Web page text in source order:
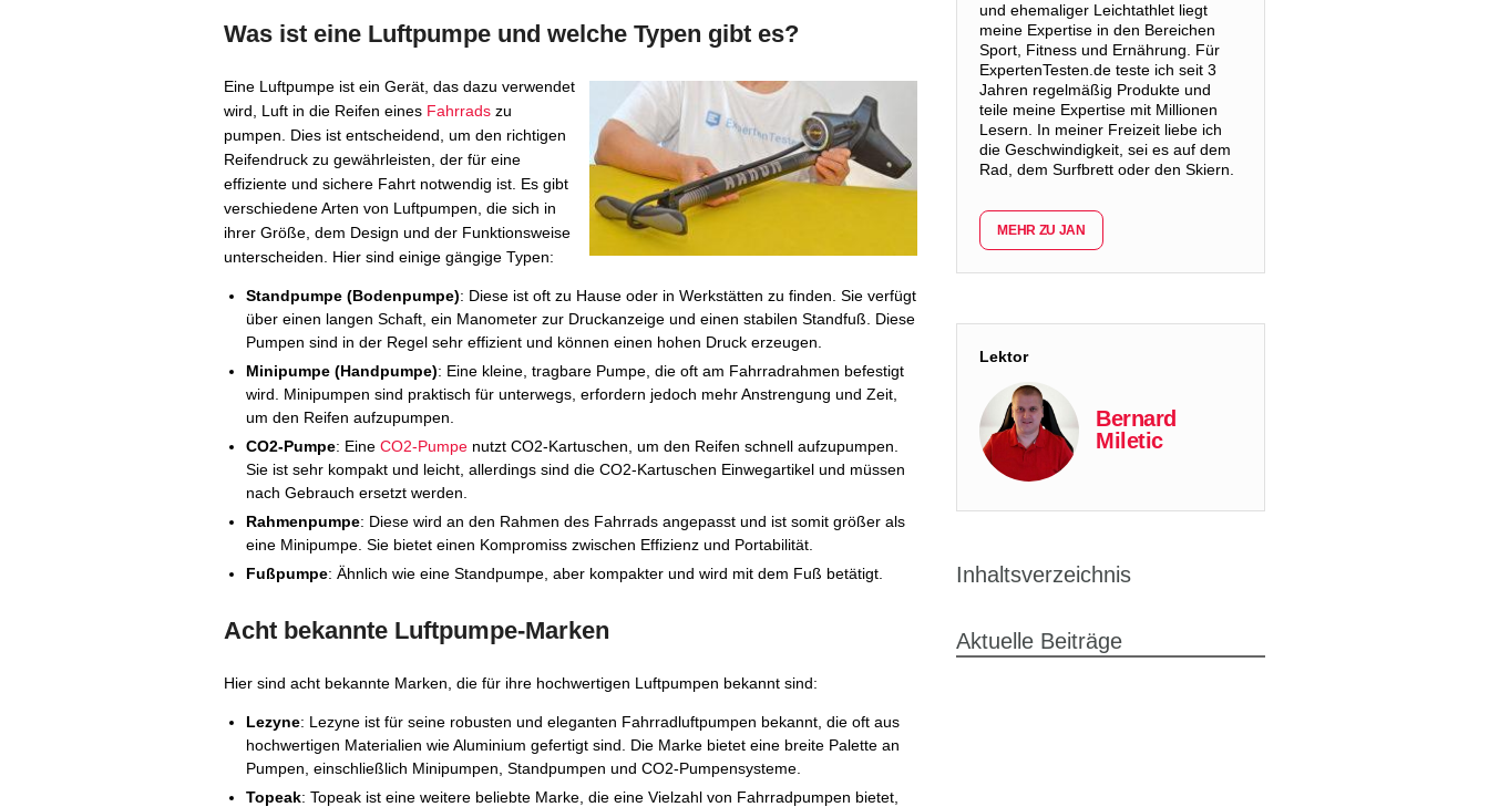
Was ist eine Luftpumpe und welche Typen gibt es?
Eine Luftpumpe ist ein Gerät, das dazu verwendet
wird, Luft in die Reifen eines Fahrrads zu
pumpen. Dies ist entscheidend, um den richtigen
Reifendruck zu gewährleisten, der für eine
effiziente und sichere Fahrt notwendig ist. Es gibt
verschiedene Arten von Luftpumpen, die sich in
ihrer Größe, dem Design und der Funktionsweise
unterscheiden. Hier sind einige gängige Typen:
Standpumpe (Bodenpumpe): Diese ist oft zu Hause oder in Werkstätten zu finden. Sie verfügt
über einen langen Schaft, ein Manometer zur Druckanzeige und einen stabilen Standfuß. Diese
Pumpen sind in der Regel sehr effizient und können einen hohen Druck erzeugen.
Minipumpe (Handpumpe): Eine kleine, tragbare Pumpe, die oft am Fahrradrahmen befestigt
wird. Minipumpen sind praktisch für unterwegs, erfordern jedoch mehr Anstrengung und Zeit,
um den Reifen aufzupumpen.
CO2-Pumpe: Eine CO2-Pumpe nutzt CO2-Kartuschen, um den Reifen schnell aufzupumpen.
Sie ist sehr kompakt und leicht, allerdings sind die CO2-Kartuschen Einwegartikel und müssen
nach Gebrauch ersetzt werden.
Rahmenpumpe: Diese wird an den Rahmen des Fahrrads angepasst und ist somit größer als
eine Minipumpe. Sie bietet einen Kompromiss zwischen Effizienz und Portabilität.
Fußpumpe: Ähnlich wie eine Standpumpe, aber kompakter und wird mit dem Fuß betätigt.
Acht bekannte Luftpumpe-Marken
Hier sind acht bekannte Marken, die für ihre hochwertigen Luftpumpen bekannt sind:
Lezyne: Lezyne ist für seine robusten und eleganten Fahrradluftpumpen bekannt, die oft aus
hochwertigen Materialien wie Aluminium gefertigt sind. Die Marke bietet eine breite Palette an
Pumpen, einschließlich Minipumpen, Standpumpen und CO2-Pumpensysteme.
Topeak: Topeak ist eine weitere beliebte Marke, die eine Vielzahl von Fahrradpumpen bietet,
und ehemaliger Leichtathlet liegt
meine Expertise in den Bereichen
Sport, Fitness und Ernährung. Für
ExpertenTesten.de teste ich seit 3
Jahren regelmäßig Produkte und
teile meine Expertise mit Millionen
Lesern. In meiner Freizeit liebe ich
die Geschwindigkeit, sei es auf dem
Rad, dem Surfbrett oder den Skiern.
MEHR ZU JAN
Lektor
Bernard
Miletic
Inhaltsverzeichnis
Aktuelle Beiträge